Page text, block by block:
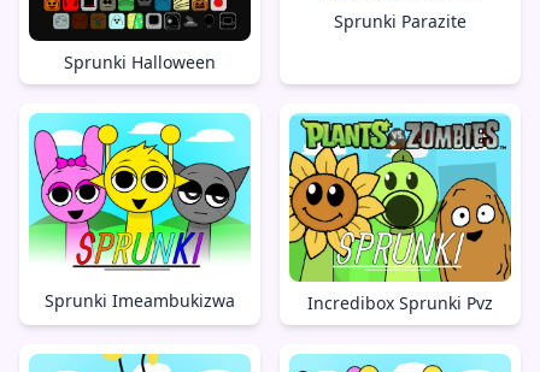
Sprunki Halloween
Sprunki Parazite
Sprunki Imeambukizwa Incredibox Sprunki Pvz